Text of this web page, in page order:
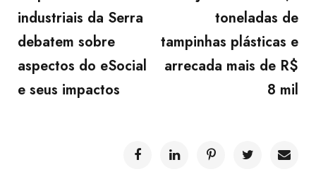
industriais da Serra
debatem sobre
aspectos do eSocial
e seus impactos
toneladas de
tampinhas plásticas e
arrecada mais de R$
8 mil